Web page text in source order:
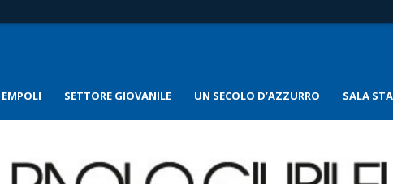
EMPOLI SETTORE GIOVANILE UN SECOLO D’AZZURRO SALA